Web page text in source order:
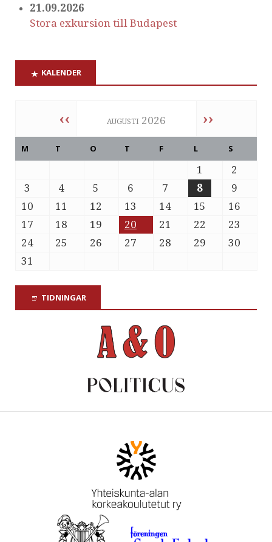
21.09.2026
Stora exkursion till Budapest
KALENDER
‹‹ augusti 2026 ››
M T O T F L S
1
2
3
4 5 6 7 8
9
10
11 12 13 14 15
16
17
18 19 20 21 22
23
24
25 26 27 28 29
30
31
TIDNINGAR